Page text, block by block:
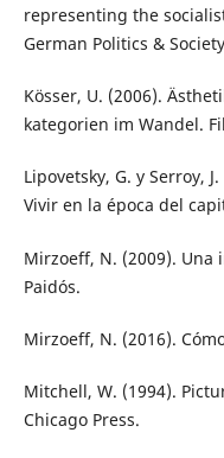
representing the
German Politics &
Kösser, U. (2006).
kategorien im Wandel.
Lipovetsky, G. y Serroy,
Vivir en la época del
Mirzoeff, N. (2009).
Paidós.
Mirzoeff, N. (2016).
Mitchell, W. (1994).
Chicago Press.